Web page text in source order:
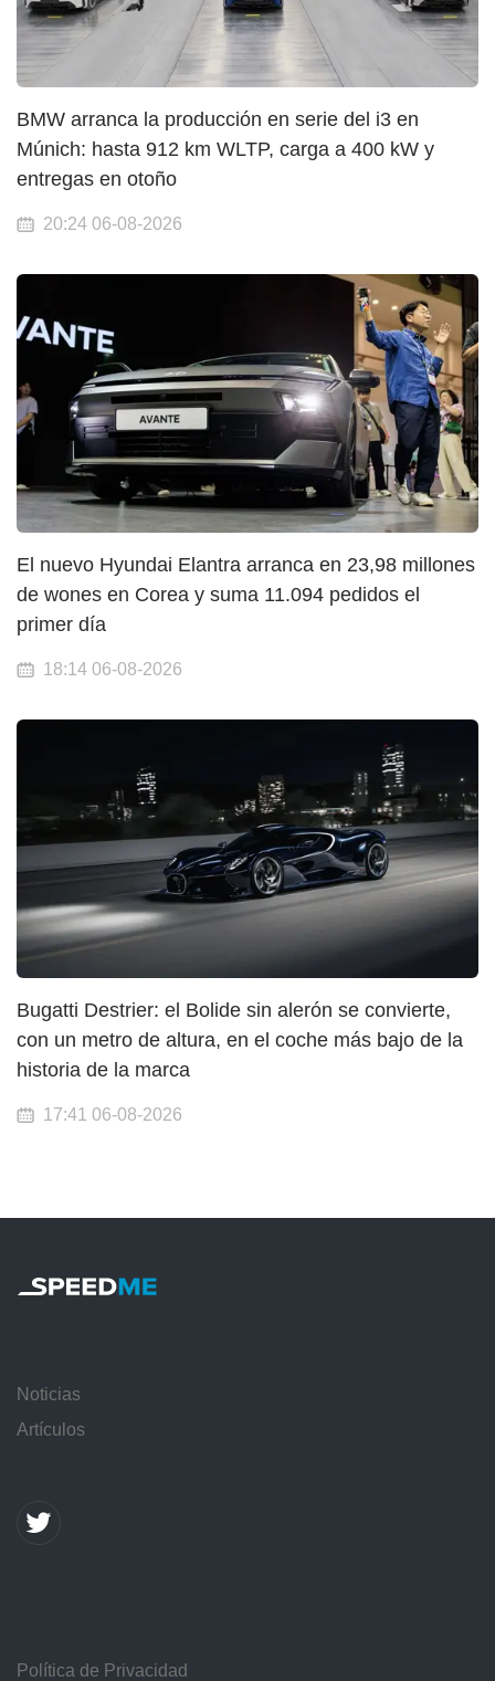
BMW arranca la producción en serie del i3 en
Múnich: hasta 912 km WLTP, carga a 400 kW y
entregas en otoño
20:24 06-08-2026
El nuevo Hyundai Elantra arranca en 23,98 millones
de wones en Corea y suma 11.094 pedidos el
primer día
18:14 06-08-2026
Bugatti Destrier: el Bolide sin alerón se convierte,
con un metro de altura, en el coche más bajo de la
historia de la marca
17:41 06-08-2026
Noticias
Artículos
Política de Privacidad